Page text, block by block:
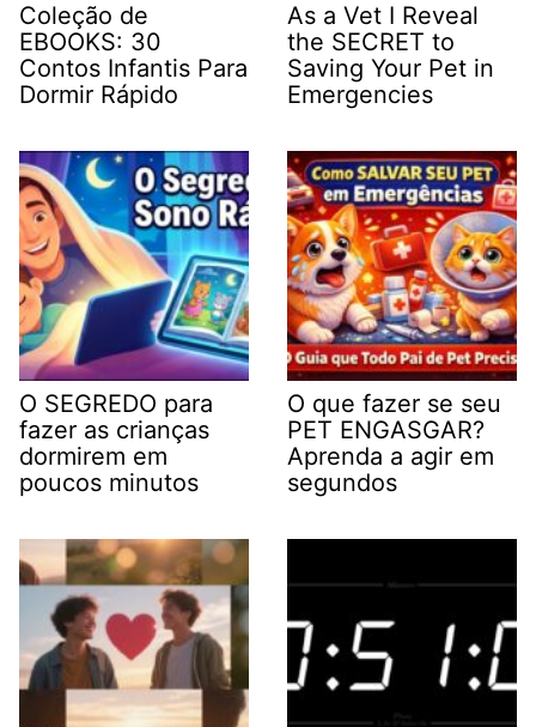
Coleção de
EBOOKS: 30
Contos Infantis Para
Dormir Rápido
As a Vet I Reveal
the SECRET to
Saving Your Pet in
Emergencies
O SEGREDO para
fazer as crianças
dormirem em
poucos minutos
O que fazer se seu
PET ENGASGAR?
Aprenda a agir em
segundos